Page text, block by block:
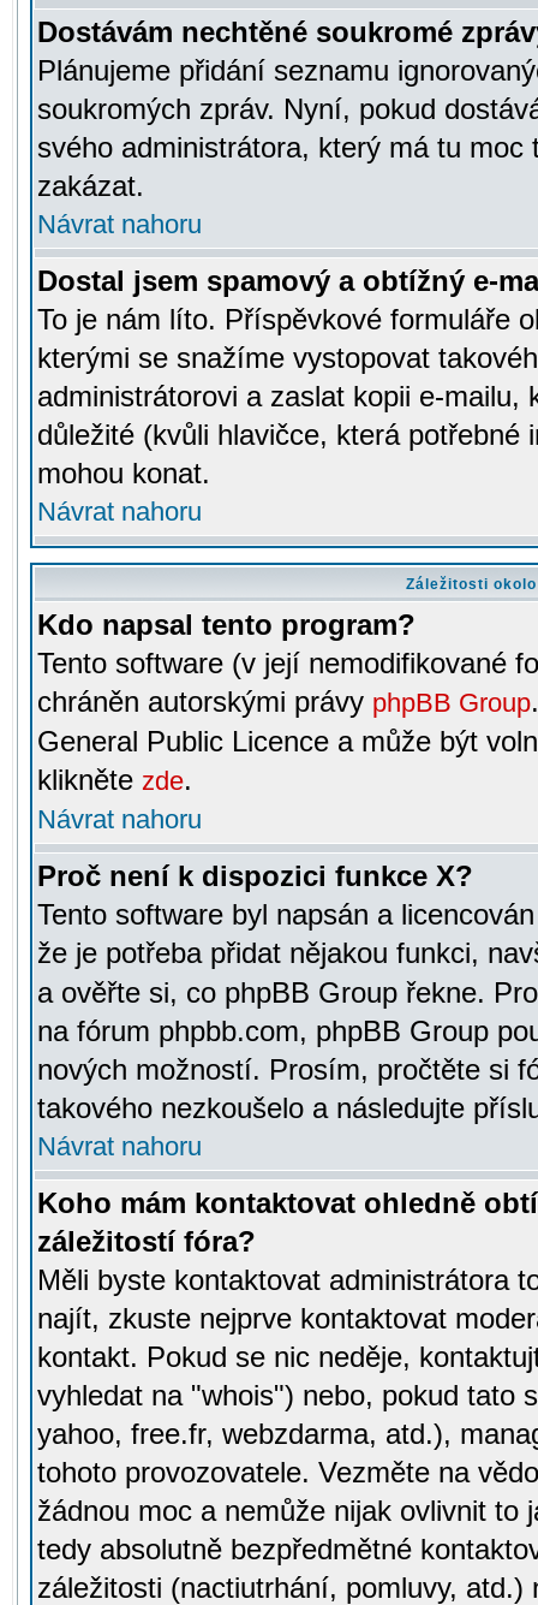
Dostávám nechtěné soukromé
Plánujeme přidání seznamu
soukromých zpráv. Nyní, pokud
svého administrátora, který má tu
zakázat.
Návrat nahoru
Dostal jsem spamový a obtížný e-
To je nám líto. Příspěvkové formuláře
kterými se snažíme vystopovat
administrátorovi a zaslat kopii e-mailu,
důležité (kvůli hlavičce, která potřebné
mohou konat.
Návrat nahoru
Záležitosti
Kdo napsal tento program?
Tento software (v její nemodifikované
chráněn autorskými právy phpBB Group
General Public Licence a může být
klikněte zde.
Návrat nahoru
Proč není k dispozici funkce X?
Tento software byl napsán a
že je potřeba přidat nějakou funkci,
a ověřte si, co phpBB Group řekne.
na fórum phpbb.com, phpBB Group
nových možností. Prosím, pročtěte si
takového nezkoušelo a následujte
Návrat nahoru
Koho mám kontaktovat ohledně
záležitostí fóra?
Měli byste kontaktovat administrátora
najít, zkuste nejprve kontaktovat
kontakt. Pokud se nic neděje,
vyhledat na "whois") nebo, pokud tato
yahoo, free.fr, webzdarma, atd.),
tohoto provozovatele. Vezměte na
žádnou moc a nemůže nijak ovlivnit to
tedy absolutně bezpředmětné
záležitosti (nactiutrhání, pomluvy,